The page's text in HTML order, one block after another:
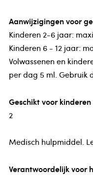
Aanwijzigingen voor
Kinderen 2-6 jaar:
Kinderen 6 - 12 jaar:
Volwassenen en
per dag 5 ml. Gebruik
Geschikt voor
2
Medisch hulpmiddel.
Verantwoordelijk voor